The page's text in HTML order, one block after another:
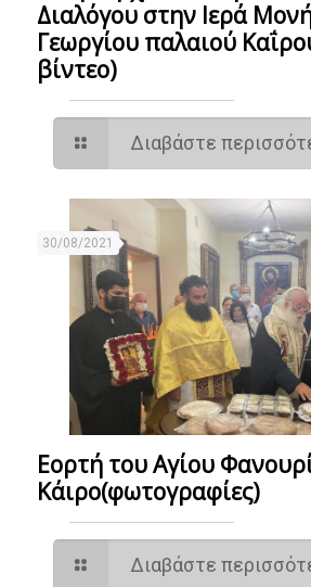
Διαλόγου στην Ιερά
Γεωργίου παλαιού
βίντεο)
Διαβάστε
30/08/2021
Εορτή του Αγίου
Κάιρο(φωτογραφίες)
Διαβάστε